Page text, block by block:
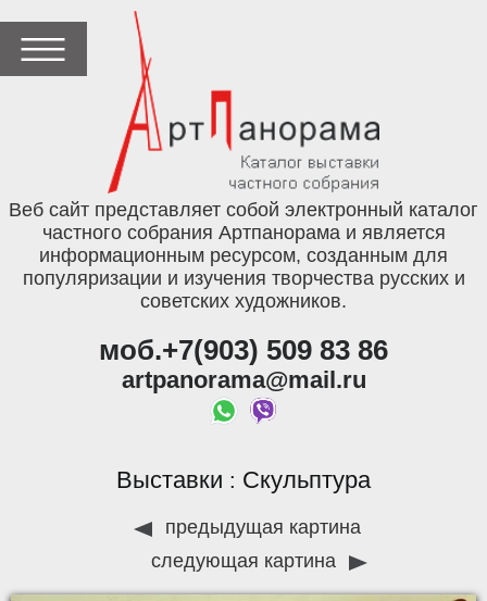
Веб сайт представляет собой электронный каталог
частного собрания Артпанорама и является
информационным ресурсом, созданным для
популяризации и изучения творчества русских и
советских художников.
моб.+7(903) 509 83 86
artpanorama@mail.ru
Выставки : Скульптура
предыдущая картина
следующая картина